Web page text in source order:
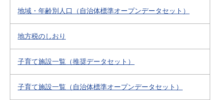
地域・年齢別人口（自治体標準オープンデータセット）
地方税のしおり
子育て施設一覧（推奨データセット）
子育て施設一覧（自治体標準オープンデータセット）